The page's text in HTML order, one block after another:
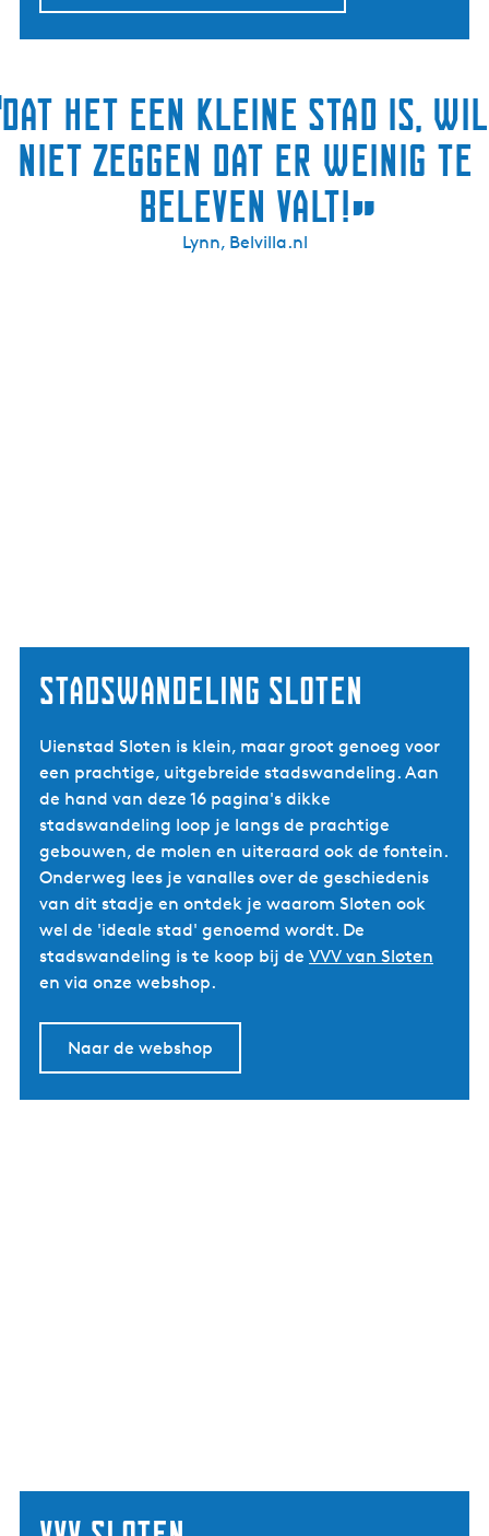
Dat het een kleine stad is, wil
niet zeggen dat er weinig te
beleven valt!”
Lynn, Belvilla.nl
Stadswandeling Sloten
Uienstad Sloten is klein, maar groot genoeg voor
een prachtige, uitgebreide stadswandeling. Aan
de hand van deze 16 pagina's dikke
stadswandeling loop je langs de prachtige
gebouwen, de molen en uiteraard ook de fontein.
Onderweg lees je vanalles over de geschiedenis
van dit stadje en ontdek je waarom Sloten ook
wel de 'ideale stad' genoemd wordt. De
stadswandeling is te koop bij de VVV van Sloten
en via onze webshop.
Naar de webshop